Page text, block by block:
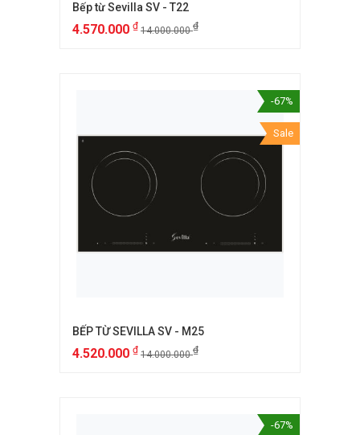
Bếp từ Sevilla SV - T22
4.570.000 ₫ 14.000.000₫
-67%
Sale
BẾP TỪ SEVILLA SV - M25
4.520.000 ₫ 14.000.000₫
-67%